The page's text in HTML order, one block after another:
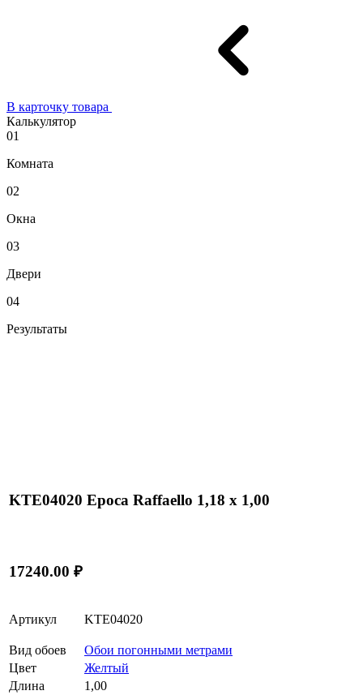
В карточку товара
Калькулятор
01
Комната
02
Окна
03
Двери
04
Результаты
KTE04020 Epoca Raffaello 1,18 x 1,00
17240.00 ₽
Артикул KTE04020
Вид обоев
Обои погонными метрами
Цвет
Желтый
Длина
1,00